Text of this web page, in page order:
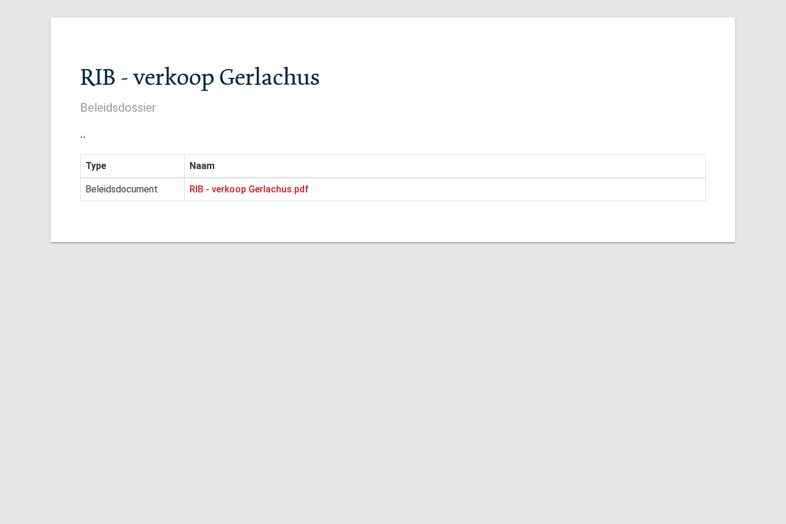
RIB - verkoop Gerlachus
Beleidsdossier
..
Type Naam
Beleidsdocument RIB - verkoop Gerlachus.pdf